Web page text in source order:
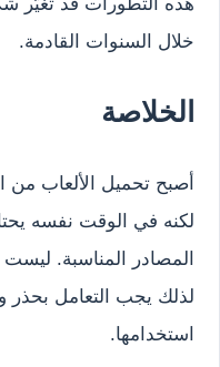
خلال السنوات القادمة.
الخلاصة
أصبح تحميل الألعاب من
لكنه في الوقت نفسه
المصادر المناسبة.
لذلك يجب التعامل بحذر
استخدامها.